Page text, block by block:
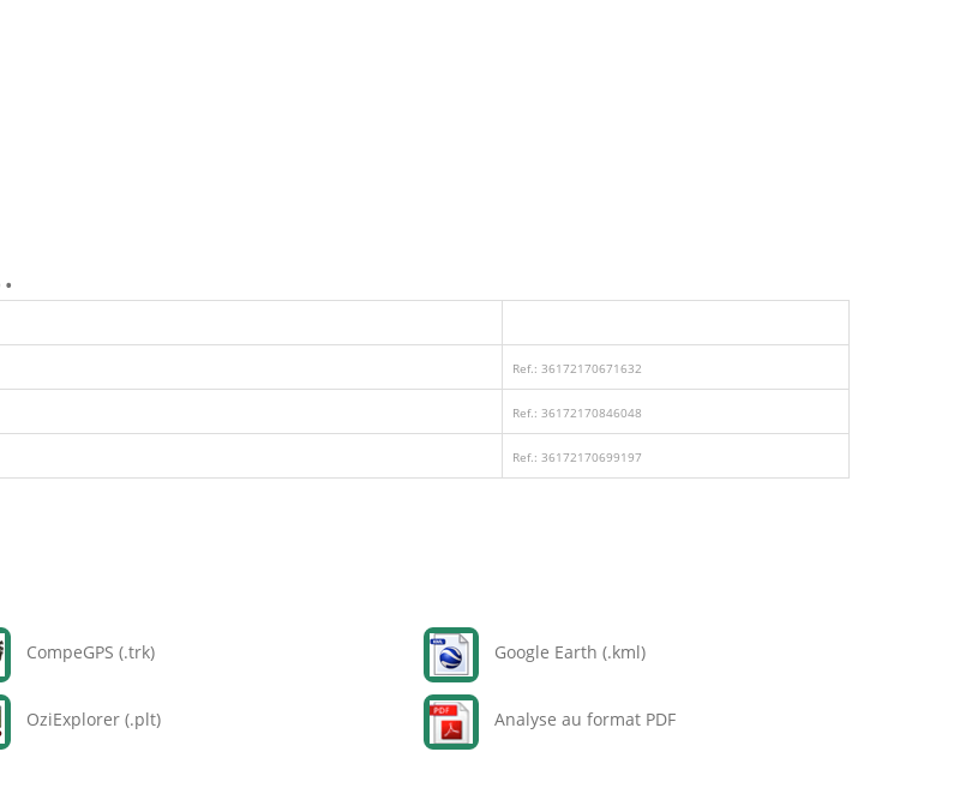
Ref.: 36172170671632
Ref.: 36172170846048
Ref.: 36172170699197
CompeGPS (.trk)
OziExplorer (.plt)
Google Earth (.kml)
Analyse au format PDF